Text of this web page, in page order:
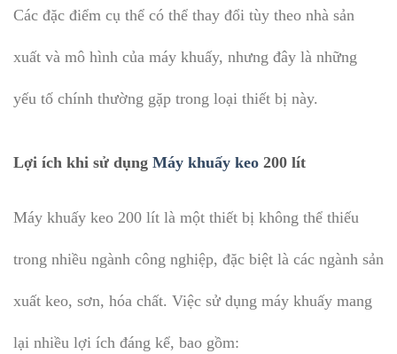
Các đặc điểm cụ thể có thể thay đổi tùy theo nhà sản
xuất và mô hình của máy khuấy, nhưng đây là những
yếu tố chính thường gặp trong loại thiết bị này.
Lợi ích khi sử dụng Máy khuấy keo 200 lít
Máy khuấy keo 200 lít là một thiết bị không thể thiếu
trong nhiều ngành công nghiệp, đặc biệt là các ngành sản
xuất keo, sơn, hóa chất. Việc sử dụng máy khuấy mang
lại nhiều lợi ích đáng kể, bao gồm: